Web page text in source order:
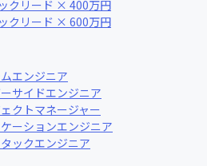
クリード × 400万円
クリード × 600万円
エンジニア
サイドエンジニア
クトマネージャー
ーションエンジニア
ックエンジニア